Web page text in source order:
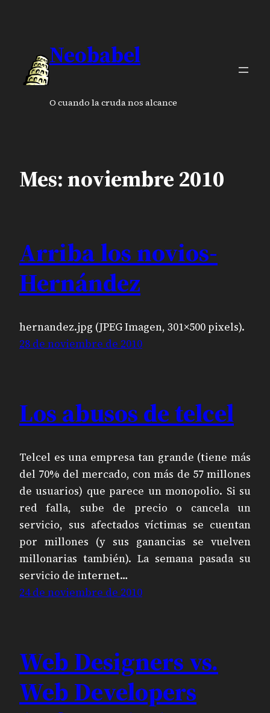
contenidoNeobabel
O cuando la cruda nos alcance
Mes:noviembre 2010
Arriba los novios-
Hernández
hernandez.jpg (JPEG Imagen, 301×500 pixels).
28 de noviembre de 2010
Los abusos de telcel
Telcel es una empresa tan grande (tiene más
del 70% del mercado, con más de 57 millones
de usuarios) que parece un monopolio. Si su
red falla, sube de precio o cancela un
servicio, sus afectados víctimas se cuentan
por millones (y sus ganancias se vuelven
millonarias también). La semana pasada su
servicio de internet…
24 de noviembre de 2010
Web Designers vs.
Web Developers